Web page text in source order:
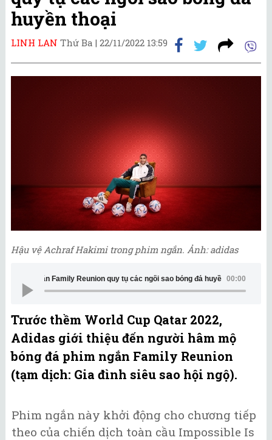
huyền thoại
LINH LAN Thứ Ba | 22/11/2022 13:59
Hậu vệ Achraf Hakimi trong phim ngắn. Ảnh: adidas
00:00
ngắn Family Reunion quy tụ các ngôi sao bóng đá huyền thoại
Trước thềm World Cup Qatar 2022,
Adidas giới thiệu đến người hâm mộ
bóng đá phim ngắn Family Reunion
(tạm dịch: Gia đình siêu sao hội ngộ).
Phim ngắn này khởi động cho chương tiếp
theo của chiến dịch toàn cầu Impossible Is